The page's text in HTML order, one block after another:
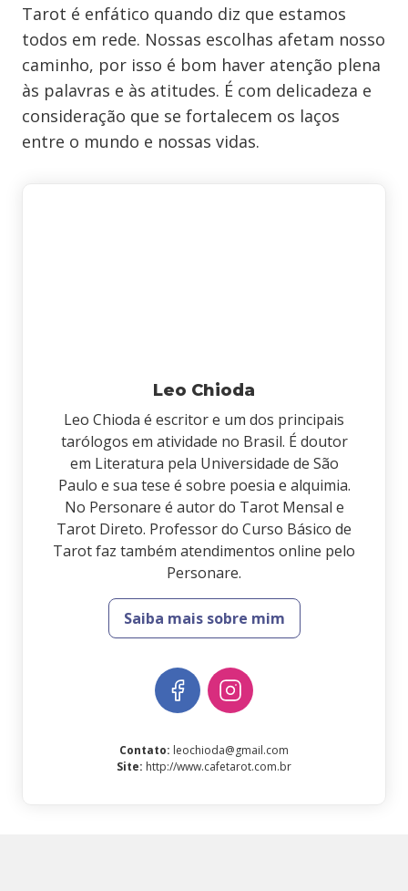
Tarot é enfático quando diz que estamos
todos em rede. Nossas escolhas afetam nosso
caminho, por isso é bom haver atenção plena
às palavras e às atitudes. É com delicadeza e
consideração que se fortalecem os laços
entre o mundo e nossas vidas.
Leo Chioda
Leo Chioda é escritor e um dos principais
tarólogos em atividade no Brasil. É doutor
em Literatura pela Universidade de São
Paulo e sua tese é sobre poesia e alquimia.
No Personare é autor do Tarot Mensal e
Tarot Direto. Professor do Curso Básico de
Tarot faz também atendimentos online pelo
Personare.
Saiba mais sobre mim
Contato: leochioda@gmail.com
Site: http://www.cafetarot.com.br